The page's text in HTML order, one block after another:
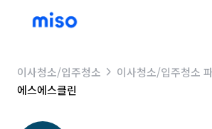
이사청소/입주청소
이사청소/입주청소
에스에스클린